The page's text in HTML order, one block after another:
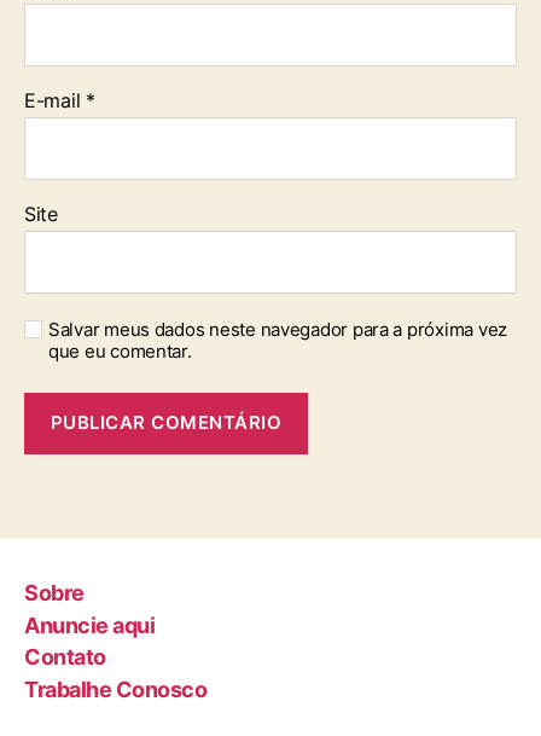
E-mail *
Site
Salvar meus dados neste navegador para a próxima vez
que eu comentar.
Sobre
Anuncie aqui
Contato
Trabalhe Conosco